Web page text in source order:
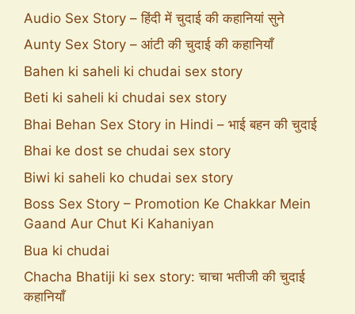
Audio Sex Story – हिंदी में चुदाई की कहानियां सुने
Aunty Sex Story – आंटी की चुदाई की कहानियाँ
Bahen ki saheli ki chudai sex story
Beti ki saheli ki chudai sex story
Bhai Behan Sex Story in Hindi – भाई बहन की चुदाई
Bhai ke dost se chudai sex story
Biwi ki saheli ko chudai sex story
Boss Sex Story – Promotion Ke Chakkar Mein
Gaand Aur Chut Ki Kahaniyan
Bua ki chudai
Chacha Bhatiji ki sex story: चाचा भतीजी की चुदाई
कहानियाँ